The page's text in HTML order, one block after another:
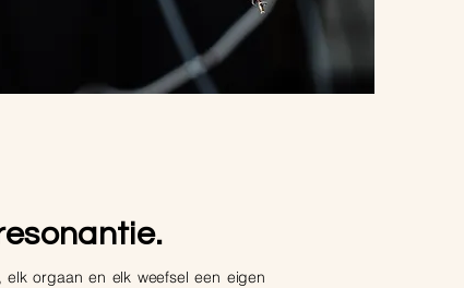
orgaan en elk weefsel een eigen